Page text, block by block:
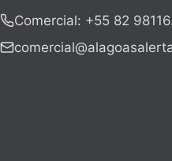
Comercial: +55 82